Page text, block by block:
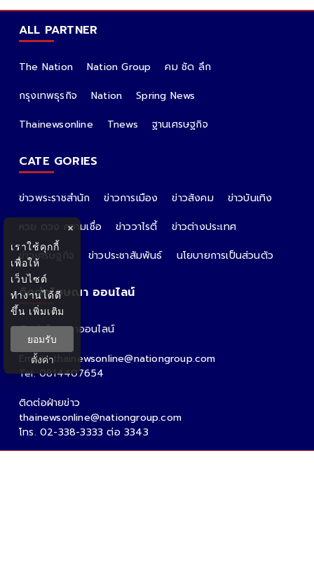
ALL PARTNER
The Nation Nation Group
คม ชัด ลึก
กรุงเทพธุรกิจ
Nation
Spring News
Thainewsonline
Tnews ฐานเศรษฐกิจ
CATE GORIES
ข่าวพระราชสำนัก ข่าวการเมือง ข่าวสังคม
ข่าวบันเทิง
หวย ดวง ความเชื่อ
ข่าววาไรตี้
ข่าวต่างประเทศ
ข่าวเศรษฐกิจ
ข่าวประชาสัมพันธ์ นโยบายการเป็นส่วนตัว
ติดต่อโฆษณา ออนไลน์
ติดต่อโฆษณาออนไลน์
คุณอ้อ
Email : thainewsonline@nationgroup.com
Tel: 0814407654
ติดต่อฝ่ายข่าว
thainewsonline@nationgroup.com
โทร. 02-338-3333 ต่อ 3343
×
เราใช้คุกกี้
เพื่อให้
เว็บไซต์
ทำงานได้ดี
ขึ้น เพิ่มเติม
ยอมรับ
ตั้งค่า